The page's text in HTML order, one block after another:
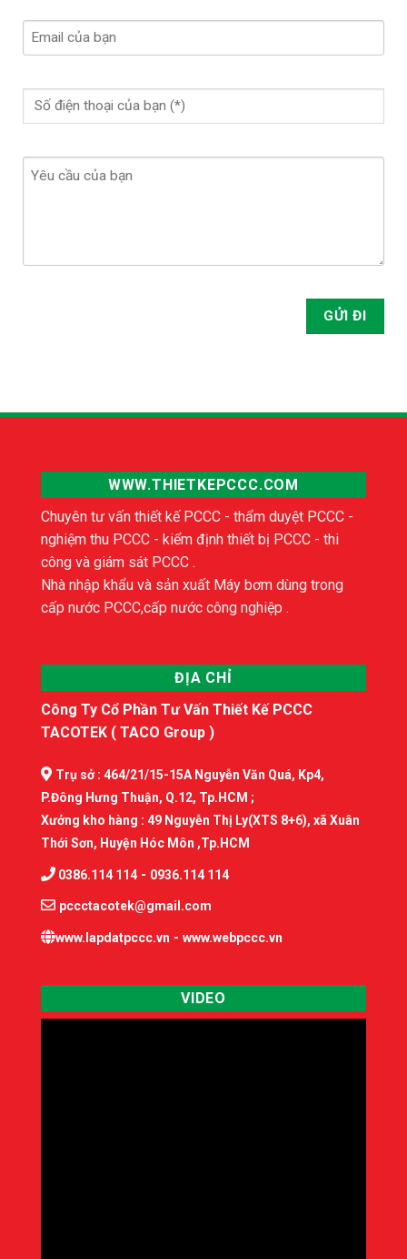
WWW.THIETKEPCCC.COM
Chuyên tư vấn thiết kế PCCC - thẩm duyệt PCCC -
nghiệm thu PCCC - kiểm định thiết bị PCCC - thi
công và giám sát PCCC .
Nhà nhập khẩu và sản xuất Máy bơm dùng trong
cấp nước PCCC,cấp nước công nghiệp .
ĐỊA CHỈ
Công Ty Cổ Phần Tư Vấn Thiết Kế PCCC
TACOTEK ( TACO Group )
Trụ sở : 464/21/15-15A Nguyễn Văn Quá, Kp4,
P.Đông Hưng Thuận, Q.12, Tp.HCM ;
Xưởng kho hàng : 49 Nguyễn Thị Ly(XTS 8+6), xã Xuân
Thới Sơn, Huyện Hóc Môn ,Tp.HCM
0386.114 114 - 0936.114 114
pccctacotek@gmail.com
www.lapdatpccc.vn - www.webpccc.vn
VIDEO